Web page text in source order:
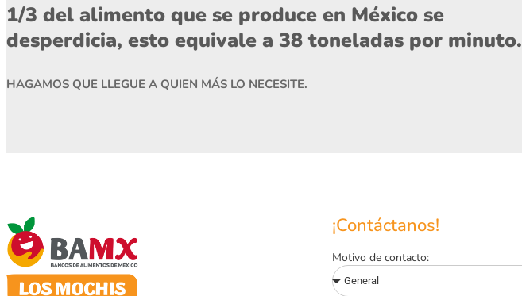
1/3 del alimento que se produce en México se
desperdicia, esto equivale a 38 toneladas por minuto.
HAGAMOS QUE LLEGUE A QUIEN MÁS LO NECESITE.
¡Contáctanos!
Motivo de contacto: